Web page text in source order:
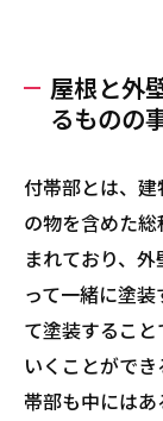
屋根と外
るものの
付帯部とは、
の物を含めた
まれており、
って一緒に塗
て塗装するこ
いくことがで
帯部も中には